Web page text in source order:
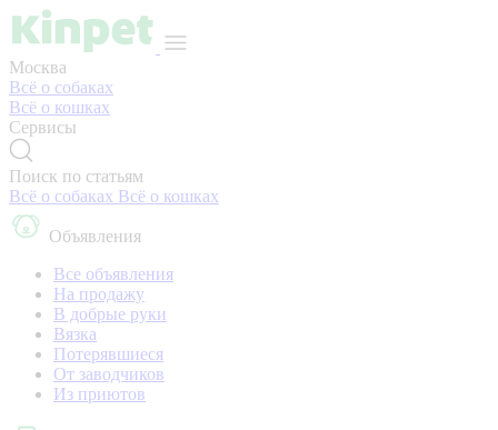
Москва
Всё о собаках
Всё о кошках
Сервисы
Поиск по статьям
Всё о собаках Всё о кошках
Объявления
Все объявления
На продажу
В добрые руки
Вязка
Потерявшиеся
От заводчиков
Из приютов